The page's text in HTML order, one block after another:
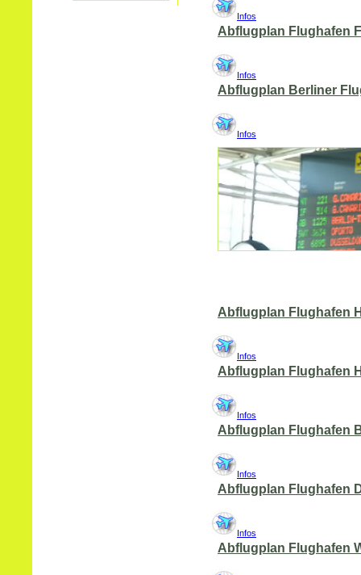
Infos
Abflugplan Flughafen
Infos
Abflugplan Berliner
Infos
Abflugplan Flughafen
Infos
Abflugplan Flughafen
Infos
Abflugplan Flughafen
Infos
Abflugplan Flughafen
Infos
Abflugplan Flughafen